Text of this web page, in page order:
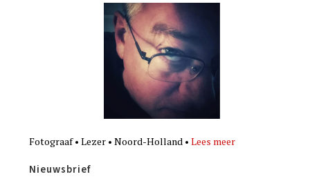
Fotograaf • Lezer • Noord-Holland •Lees meer
Nieuwsbrief